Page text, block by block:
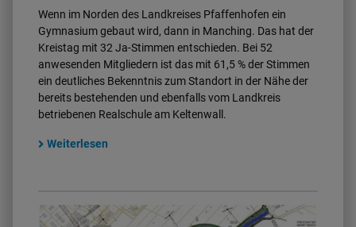
Wenn im Norden des Landkreises Pfaffenhofen ein
Gymnasium gebaut wird, dann in Manching. Das hat der
Kreistag mit 32 Ja-Stimmen entschieden. Bei 52
anwesenden Mitgliedern ist das mit 61,5 % der Stimmen
ein deutliches Bekenntnis zum Standort in der Nähe der
bereits bestehenden und ebenfalls vom Landkreis
betriebenen Realschule am Keltenwall.
Weiterlesen